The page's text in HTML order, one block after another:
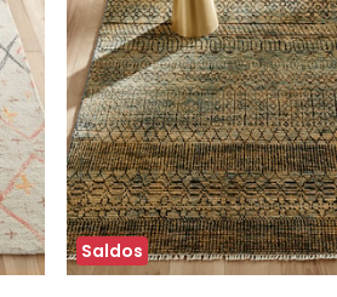
Saldos